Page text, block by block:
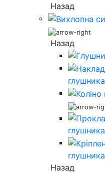
Назад
Назад
глушника
глушника
глушника
Назад